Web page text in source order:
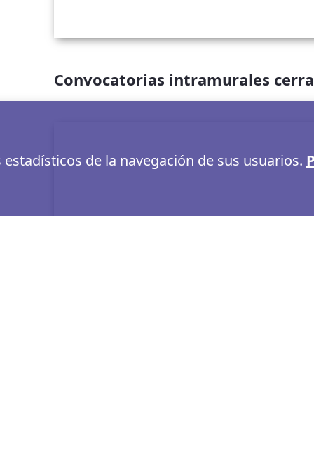
Convocatorias intramurales
de la navegación de sus usuarios.